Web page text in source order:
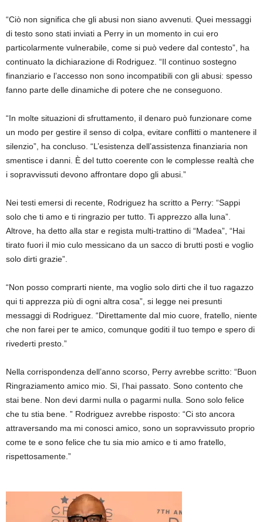
“Ciò non significa che gli abusi non siano avvenuti. Quei messaggi
di testo sono stati inviati a Perry in un momento in cui ero
particolarmente vulnerabile, come si può vedere dal contesto”, ha
continuato la dichiarazione di Rodriguez. “Il continuo sostegno
finanziario e l’accesso non sono incompatibili con gli abusi: spesso
fanno parte delle dinamiche di potere che ne conseguono.
“In molte situazioni di sfruttamento, il denaro può funzionare come
un modo per gestire il senso di colpa, evitare conflitti o mantenere il
silenzio”, ha concluso. “L’esistenza dell’assistenza finanziaria non
smentisce i danni. È del tutto coerente con le complesse realtà che
i sopravvissuti devono affrontare dopo gli abusi.”
Nei testi emersi di recente, Rodriguez ha scritto a Perry: “Sappi
solo che ti amo e ti ringrazio per tutto. Ti apprezzo alla luna”.
Altrove, ha detto alla star e regista multi-trattino di “Madea”, “Hai
tirato fuori il mio culo messicano da un sacco di brutti posti e voglio
solo dirti grazie”.
“Non posso comprarti niente, ma voglio solo dirti che il tuo ragazzo
qui ti apprezza più di ogni altra cosa”, si legge nei presunti
messaggi di Rodriguez. “Direttamente dal mio cuore, fratello, niente
che non farei per te amico, comunque goditi il ​​tuo tempo e spero di
rivederti presto.”
Nella corrispondenza dell’anno scorso, Perry avrebbe scritto: “Buon
Ringraziamento amico mio. Sì, l’hai passato. Sono contento che
stai bene. Non devi darmi nulla o pagarmi nulla. Sono solo felice
che tu stia bene. ” Rodriguez avrebbe risposto: “Ci sto ancora
attraversando ma mi conosci amico, sono un sopravvissuto proprio
come te e sono felice che tu sia mio amico e ti amo fratello,
rispettosamente.”